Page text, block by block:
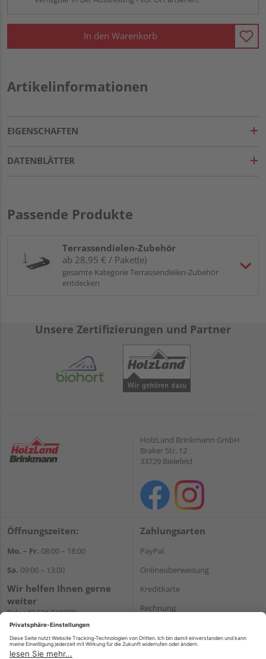
In den Warenkorb
Artikelinformationen
EIGENSCHAFTEN
DATENBLÄTTER
Passende Produkte
Terrassendielen-Zubehör
ab 28,95 € / Paket(e)
gesamte Kategorie Terrassendielen-Zubehör
entdecken
Unsere Zertifizierungen und Partner
HolzLand Brinkmann GmbH
Braker Str. 12
33729 Bielefeld
Öffnungszeiten:
Mo. – Fr. 08:00 – 18:00
Sa. 09:00 – 13:00
Wir helfen Ihnen gerne
weiter
Tel.:+49 521 560320
E-Mail:shop@holzland-
brinkmann.de
Zahlungsarten
PayPal
Onlineüberweisung
Kreditkarte
Rechnung
Versand